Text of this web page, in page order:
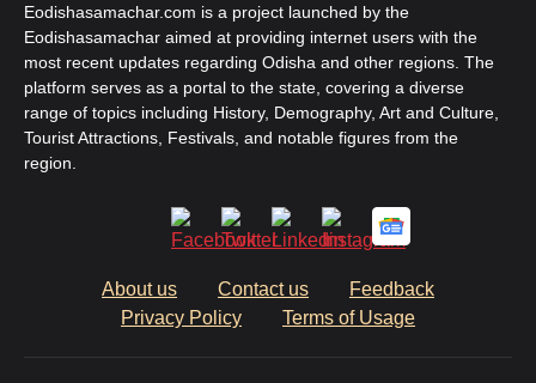
Eodishasamachar.com is a project launched by the
Eodishasamachar aimed at providing internet users with the
most recent updates regarding Odisha and other regions. The
platform serves as a portal to the state, covering a diverse
range of topics including History, Demography, Art and Culture,
Tourist Attractions, Festivals, and notable figures from the
region.
About us Contact us
Feedback
Privacy Policy
Terms of Usage